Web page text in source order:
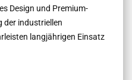
Design und Premium-
der industriellen
langjährigen Einsatz